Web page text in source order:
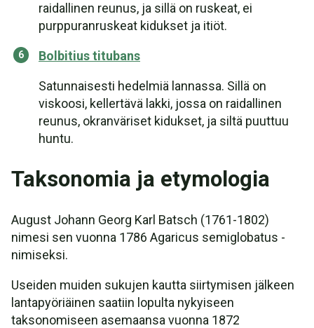
raidallinen reunus, ja sillä on ruskeat, ei
purppuranruskeat kidukset ja itiöt.
Bolbitius titubans
Satunnaisesti hedelmiä lannassa. Sillä on
viskoosi, kellertävä lakki, jossa on raidallinen
reunus, okranväriset kidukset, ja siltä puuttuu
huntu.
Taksonomia ja etymologia
August Johann Georg Karl Batsch (1761-1802)
nimesi sen vuonna 1786 Agaricus semiglobatus -
nimiseksi.
Useiden muiden sukujen kautta siirtymisen jälkeen
lantapyöriäinen saatiin lopulta nykyiseen
taksonomiseen asemaansa vuonna 1872